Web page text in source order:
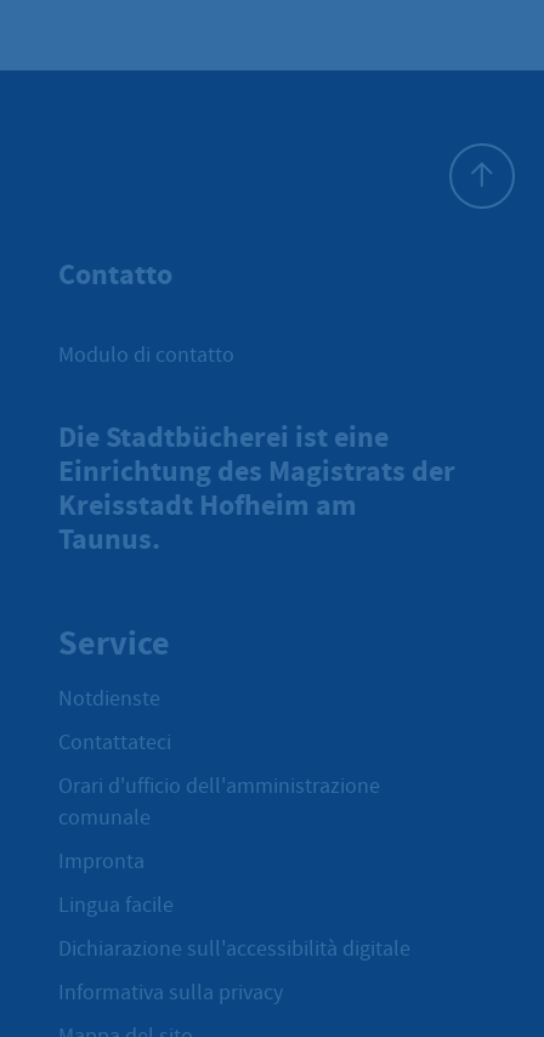
Contatto
Modulo di contatto
Die Stadtbücherei ist eine
Einrichtung des Magistrats der
Kreisstadt Hofheim am
Taunus.
Service
Notdienste
Contattateci
Orari d'ufficio dell'amministrazione
comunale
Impronta
Lingua facile
Dichiarazione sull'accessibilità digitale
Informativa sulla privacy